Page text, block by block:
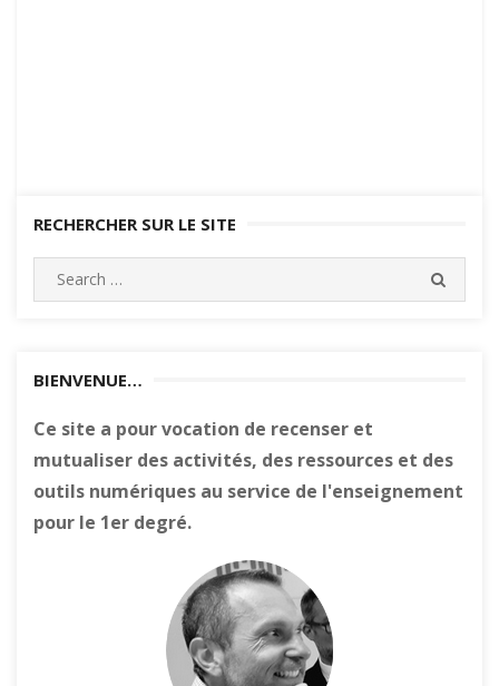
RECHERCHER SUR LE SITE
BIENVENUE…
Ce site a pour vocation de recenser et
mutualiser des activités, des ressources et des
outils numériques au service de l'enseignement
pour le 1er degré.